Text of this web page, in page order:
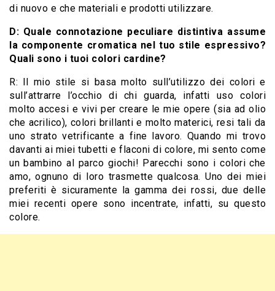
di nuovo e che materiali e prodotti utilizzare.
D: Quale connotazione peculiare distintiva assume
la componente cromatica nel tuo stile espressivo?
Quali sono i tuoi colori cardine?
R: Il mio stile si basa molto sull’utilizzo dei colori e
sull’attrarre l’occhio di chi guarda, infatti uso colori
molto accesi e vivi per creare le mie opere (sia ad olio
che acrilico), colori brillanti e molto materici, resi tali da
uno strato vetrificante a fine lavoro. Quando mi trovo
davanti ai miei tubetti e flaconi di colore, mi sento come
un bambino al parco giochi! Parecchi sono i colori che
amo, ognuno di loro trasmette qualcosa. Uno dei miei
preferiti è sicuramente la gamma dei rossi, due delle
miei recenti opere sono incentrate, infatti, su questo
colore.